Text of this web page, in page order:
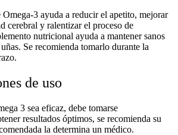
3 ayuda a reducir el apetito, mejorar
cerebral y ralentizar el proceso de
nutricional ayuda a mantener sanos
Se recomienda tomarlo durante la
de uso
3 sea eficaz, debe tomarse
resultados óptimos, se recomienda su
la determina un médico.